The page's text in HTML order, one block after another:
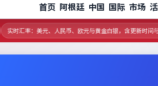
首页 阿根廷 中国 国际 市场
实时汇率：美元、人民币、欧元与黄金白银，含更新时间与